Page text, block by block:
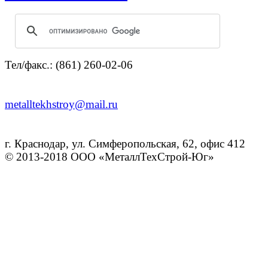
Тел/факс.: (861) 260-02-06
metalltekhstroy@mail.ru
г. Краснодар, ул. Симферопольская, 62, офис 412
© 2013-2018 ООО «МеталлТехСтрой-Юг»